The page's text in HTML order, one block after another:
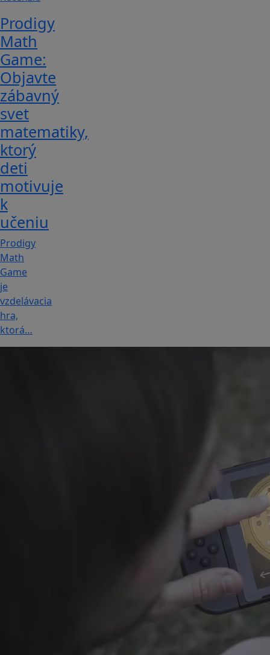
Prodigy
Math
Game:
Objavte
zábavný
svet
matematiky,
ktorý
deti
motivuje
k
učeniu
Prodigy
Math
Game
je
vzdelávacia
hra,
ktorá…